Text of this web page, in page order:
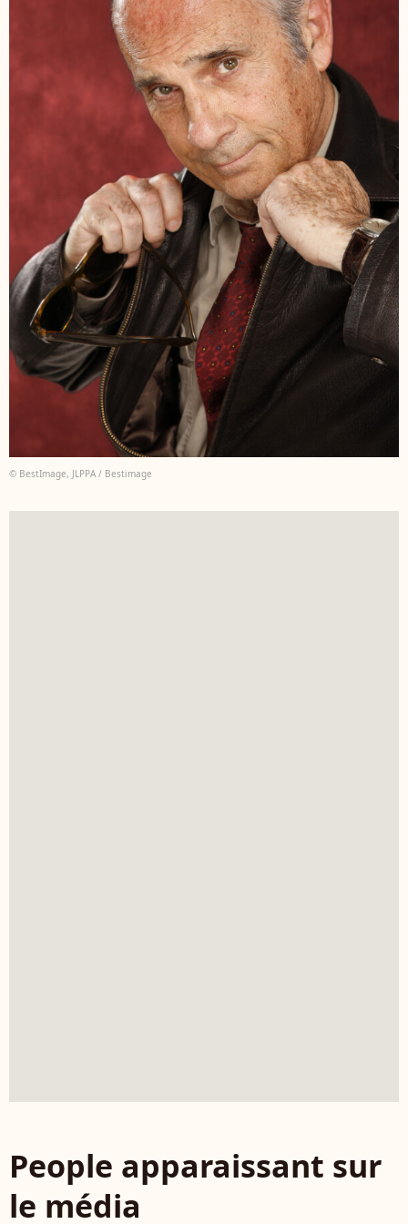
© BestImage, JLPPA / Bestimage
People apparaissant sur
le média